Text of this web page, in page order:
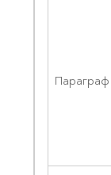
Параграф